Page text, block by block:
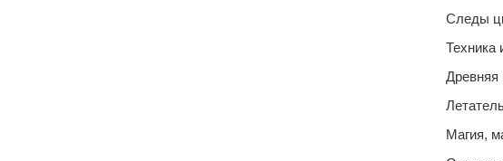
Следы
Техника
Древняя
Магия,